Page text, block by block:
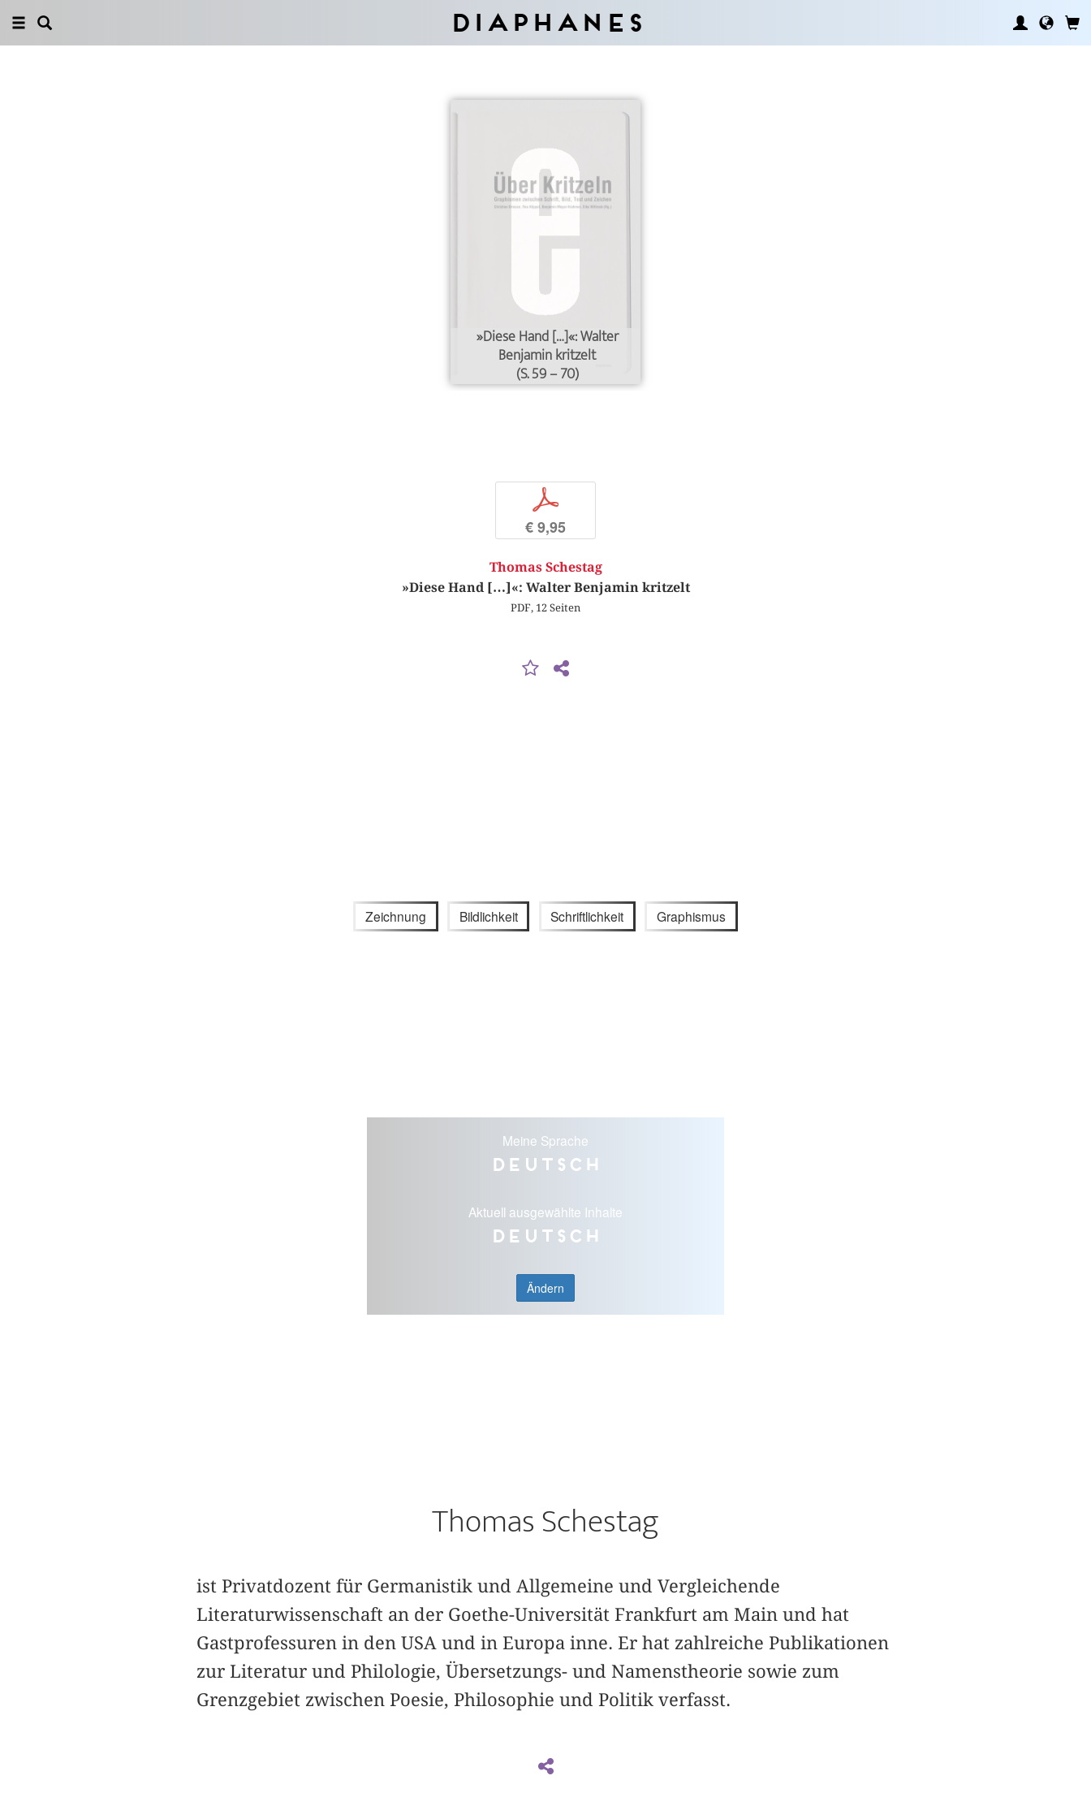
Diaphanes
»Diese Hand […]«: Walter
Benjamin kritzelt
(S. 59 – 70)
p
€ 9,95
Thomas Schestag
»Diese Hand […]«: Walter Benjamin kritzelt
PDF, 12 Seiten
Zeichnung Bildlichkeit Schriftlichkeit Graphismus
Meine Sprache
Deutsch
Aktuell ausgewählte Inhalte
Deutsch
Ändern
Thomas Schestag
ist Privatdozent für Germanistik und Allgemeine und Vergleichende
Literaturwissenschaft an der Goethe-Universität Frankfurt am Main und hat
Gastprofessuren in den USA und in Europa inne. Er hat zahlreiche Publikationen
zur Literatur und Philologie, Übersetzungs- und Namenstheorie sowie zum
Grenzgebiet zwischen Poesie, Philosophie und Politik verfasst.